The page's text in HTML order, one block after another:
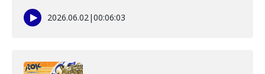
2026.06.02|00:06:03